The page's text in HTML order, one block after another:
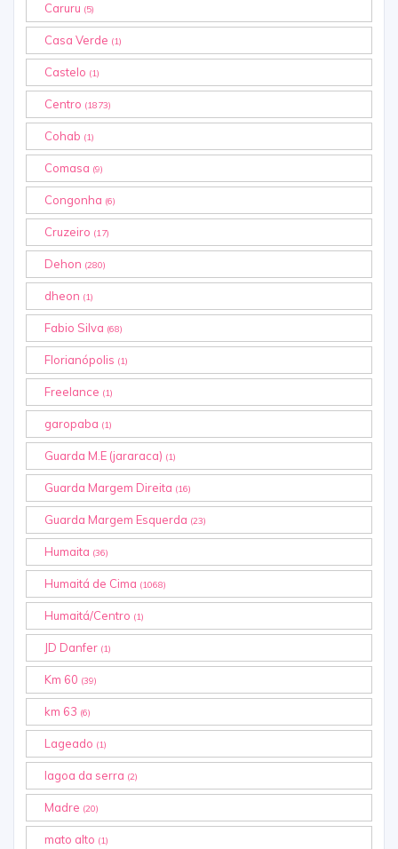
Caruru (5)
Casa Verde (1)
Castelo (1)
Centro (1873)
Cohab (1)
Comasa (9)
Congonha (6)
Cruzeiro (17)
Dehon (280)
dheon (1)
Fabio Silva (68)
Florianópolis (1)
Freelance (1)
garopaba (1)
Guarda M.E (jararaca) (1)
Guarda Margem Direita (16)
Guarda Margem Esquerda (23)
Humaita (36)
Humaitá de Cima (1068)
Humaitá/Centro (1)
JD Danfer (1)
Km 60 (39)
km 63 (6)
Lageado (1)
lagoa da serra (2)
Madre (20)
mato alto (1)